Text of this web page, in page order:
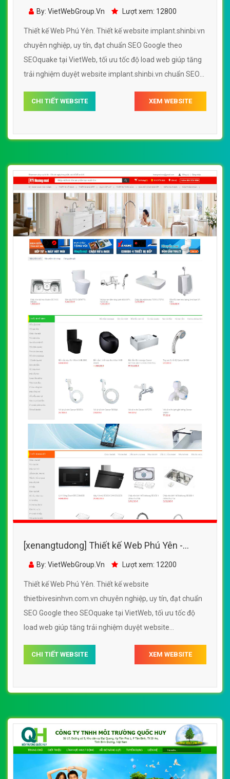
implant.shinbi.vn
By: VietWebGroup.Vn Lượt xem: 12800
Thiết kế Web Phú Yên. Thiết kế website implant.shinbi.vn
chuyên nghiệp, uy tín, đạt chuẩn SEO Google theo
SEOquake tại VietWeb, tối ưu tốc độ load web giúp tăng
trải nghiệm duyệt website implant.shinbi.vn chuẩn SEO
CHI TIẾT WEBSITE XEM WEBSITE
[xenangtudong] Thiết kế Web Phú Yên -
thietbivesinhvn.com.vn
By: VietWebGroup.Vn Lượt xem: 12200
Thiết kế Web Phú Yên. Thiết kế website
thietbivesinhvn.com.vn chuyên nghiệp, uy tín, đạt chuẩn
SEO Google theo SEOquake tại VietWeb, tối ưu tốc độ
load web giúp tăng trải nghiệm duyệt website
kiếm.
CHI TIẾT WEBSITE XEM WEBSITE